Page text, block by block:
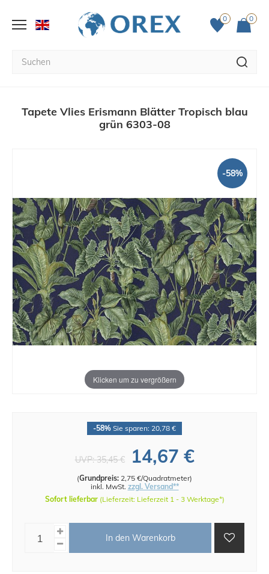
0 0
Tapete Vlies Erismann Blätter Tropisch blau
grün 6303-08
Klicken um zu vergrößern
-58%
-58% Sie sparen: 20,78 €
UVP:35,45 € 14,67 €
(Grundpreis: 2,75 €/Quadratmeter)
inkl. MwSt. zzgl. Versand**
Sofort lieferbar (Lieferzeit: Lieferzeit 1 - 3 Werktage*)
In den Warenkorb